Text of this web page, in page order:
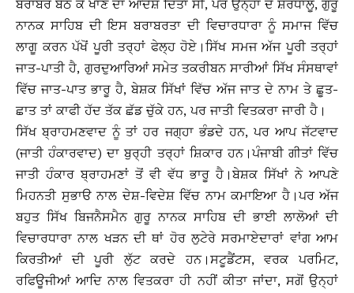
ਬਰਾਬਰ ਬੈਠ ਕੇ ਖਾਣ ਦਾ ਆਦੇਸ਼ ਦਿੱਤਾ ਸੀ, ਪਰ ਉਨ੍ਹਾਂ ਦੇ ਸ਼ਰਧਾਲੂ, ਗੁਰੂ
ਨਾਨਕ ਸਾਹਿਬ ਦੀ ਇਸ ਬਰਾਬਰਤਾ ਦੀ ਵਿਚਾਰਧਾਰਾ ਨੂੰ ਸਮਾਜ ਵਿੱਚ
ਲਾਗੂ ਕਰਨ ਪੱਖੋਂ ਪੂਰੀ ਤਰ੍ਹਾਂ ਫੇਲ੍ਹ ਹੋਏ।ਸਿੱਖ ਸਮਜ ਅੱਜ ਪੂਰੀ ਤਰ੍ਹਾਂ
ਜਾਤ-ਪਾਤੀ ਹੈ, ਗੁਰਦੁਆਰਿਆਂ ਸਮੇਤ ਤਕਰੀਬਨ ਸਾਰੀਆਂ ਸਿੱਖ ਸੰਸਥਾਵਾਂ
ਵਿੱਚ ਜਾਤ-ਪਾਤ ਭਾਰੂ ਹੈ, ਬੇਸ਼ਕ ਸਿੱਖਾਂ ਵਿੱਚ ਅੱਜ ਜਾਤ ਦੇ ਨਾਮ ਤੇ ਛੂਤ-
ਛਾਤ ਤਾਂ ਕਾਫੀ ਹੱਦ ਤੱਕ ਛੱਡ ਚੁੱਕੇ ਹਨ, ਪਰ ਜਾਤੀ ਵਿਤਕਰਾ ਜਾਰੀ ਹੈ।
ਸਿੱਖ ਬ੍ਰਾਹਮਣਵਾਦ ਨੂੰ ਤਾਂ ਹਰ ਜਗ੍ਹਾ ਭੰਡਦੇ ਹਨ, ਪਰ ਆਪ ਜੱਟਵਾਦ
(ਜਾਤੀ ਹੰਕਾਰਵਾਦ) ਦਾ ਬੁਰ੍ਹੀ ਤਰ੍ਹਾਂ ਸ਼ਿਕਾਰ ਹਨ।ਪੰਜਾਬੀ ਗੀਤਾਂ ਵਿੱਚ
ਜਾਤੀ ਹੰਕਾਰ ਬ੍ਰਾਹਮਣਾਂ ਤੋਂ ਵੀ ਵੱਧ ਭਾਰੂ ਹੈ।ਬੇਸ਼ਕ ਸਿੱਖਾਂ ਨੇ ਆਪਣੇ
ਮਿਹਨਤੀ ਸੁਭਾੳ ਨਾਲ ਦੇਸ਼-ਵਿਦੇਸ਼ ਵਿੱਚ ਨਾਮ ਕਮਾਇਆ ਹੈ।ਪਰ ਅੱਜ
ਬਹੁਤ ਸਿੱਖ ਬਿਜਨੈਸਮੈਨ ਗੁਰੂ ਨਾਨਕ ਸਾਹਿਬ ਦੀ ਭਾਈ ਲਾਲੋਆਂ ਦੀ
ਵਿਚਾਰਧਾਰਾ ਨਾਲ ਖੜਨ ਦੀ ਥਾਂ ਹੋਰ ਲੁਟੇਰੇ ਸਰਮਾਏਦਾਰਾਂ ਵਾਂਗ ਆਮ
ਕਿਰਤੀਆਂ ਦੀ ਪੂਰੀ ਲੁੱਟ ਕਰਦੇ ਹਨ।ਸਟੂਡੈਂਟਸ, ਵਰਕ ਪਰਮਿਟ,
ਰਫਿਊਜੀਆਂ ਆਦਿ ਨਾਲ ਵਿਤਕਰਾ ਹੀ ਨਹੀਂ ਕੀਤਾ ਜਾਂਦਾ, ਸਗੋਂ ਉਨ੍ਹਾਂ